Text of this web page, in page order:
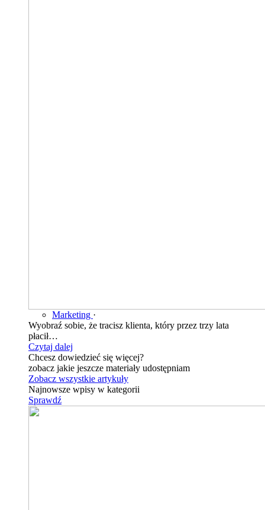
Marketing ·
Wyobraź sobie, że tracisz klienta, który przez trzy lata
płacił…
Czytaj dalej
Chcesz dowiedzieć się więcej?
zobacz jakie jeszcze materiały udostępniam
Zobacz wszystkie artykuły
Najnowsze wpisy w kategorii
Sprawdź